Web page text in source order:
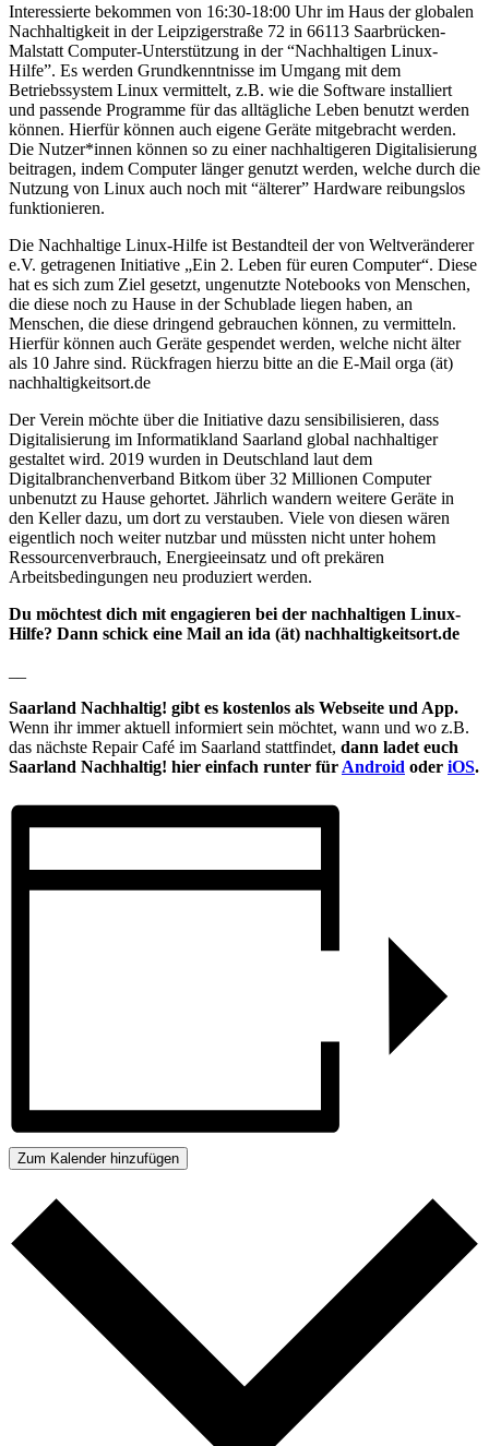
Interessierte bekommen von 16:30-18:00 Uhr im Haus der globalen
Nachhaltigkeit in der Leipzigerstraße 72 in 66113 Saarbrücken-
Malstatt Computer-Unterstützung in der “Nachhaltigen Linux-
Hilfe”. Es werden Grundkenntnisse im Umgang mit dem
Betriebssystem Linux vermittelt, z.B. wie die Software installiert
und passende Programme für das alltägliche Leben benutzt werden
können. Hierfür können auch eigene Geräte mitgebracht werden.
Die Nutzer*innen können so zu einer nachhaltigeren Digitalisierung
beitragen, indem Computer länger genutzt werden, welche durch die
Nutzung von Linux auch noch mit “älterer” Hardware reibungslos
funktionieren.
Die Nachhaltige Linux-Hilfe ist Bestandteil der von Weltveränderer
e.V. getragenen Initiative „Ein 2. Leben für euren Computer“. Diese
hat es sich zum Ziel gesetzt, ungenutzte Notebooks von Menschen,
die diese noch zu Hause in der Schublade liegen haben, an
Menschen, die diese dringend gebrauchen können, zu vermitteln.
Hierfür können auch Geräte gespendet werden, welche nicht älter
als 10 Jahre sind. Rückfragen hierzu bitte an die E-Mail orga (ät)
nachhaltigkeitsort.de
Der Verein möchte über die Initiative dazu sensibilisieren, dass
Digitalisierung im Informatikland Saarland global nachhaltiger
gestaltet wird. 2019 wurden in Deutschland laut dem
Digitalbranchenverband Bitkom über 32 Millionen Computer
unbenutzt zu Hause gehortet. Jährlich wandern weitere Geräte in
den Keller dazu, um dort zu verstauben. Viele von diesen wären
eigentlich noch weiter nutzbar und müssten nicht unter hohem
Ressourcenverbrauch, Energieeinsatz und oft prekären
Arbeitsbedingungen neu produziert werden.
Du möchtest dich mit engagieren bei der nachhaltigen Linux-
Hilfe? Dann schick eine Mail an ida (ät) nachhaltigkeitsort.de
Saarland Nachhaltig! gibt es kostenlos als Webseite und App.
Wenn ihr immer aktuell informiert sein möchtet, wann und wo z.B.
das nächste Repair Café im Saarland stattfindet, dann ladet euch
Saarland Nachhaltig! hier einfach runter für Android oder iOS.
Zum Kalender hinzufügen